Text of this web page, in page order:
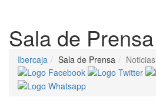
Sala de Prensa
Ibercaja Sala de Prensa Noticias